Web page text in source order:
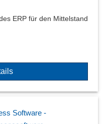
ERP für den Mittelstand
Software -